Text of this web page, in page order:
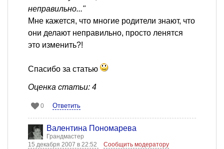
неправильно..."
Мне кажется, что многие родители знают, что
они делают неправильно, просто ленятся
это изменить?!
Спасибо за статью
Оценка статьи: 4
0 Ответить
Валентина Пономарева
Грандмастер
15 декабря 2007 в 22:52
Сообщить модератору